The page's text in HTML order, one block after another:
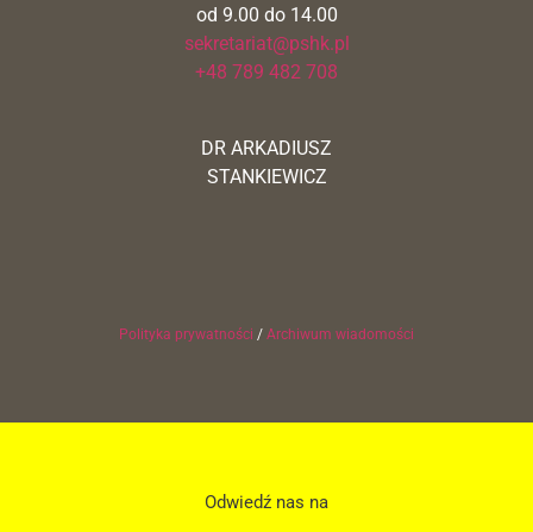
od 9.00 do 14.00
sekretariat@pshk.pl
+48 789 482 708
DR ARKADIUSZ
STANKIEWICZ
Polityka prywatności / Archiwum wiadomości
Odwiedź nas na